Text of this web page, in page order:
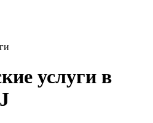
услуги в